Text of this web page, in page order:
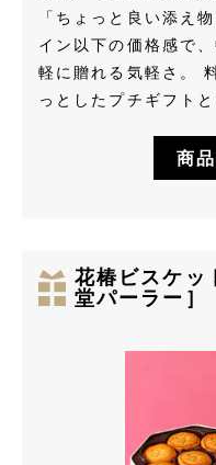
「ちょっと良い添え
イン以下の価格感で
軽に贈れる気軽さ。
っとしたプチギフトと
商
花椿ビスケッ
堂パーラー］